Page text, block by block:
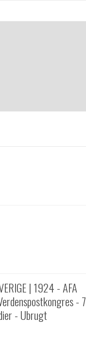
| 1924 - AFA
- 7
- Ubrugt